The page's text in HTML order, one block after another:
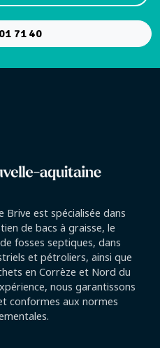
71 40
Brive est spécialisée dans
de bacs à graisse, le
fosses septiques, dans
et pétroliers, ainsi que
en Corrèze et Nord du
nous garantissons
conformes aux normes